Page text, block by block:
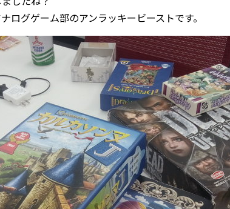
ログゲーム部のアンラッキービーストです。